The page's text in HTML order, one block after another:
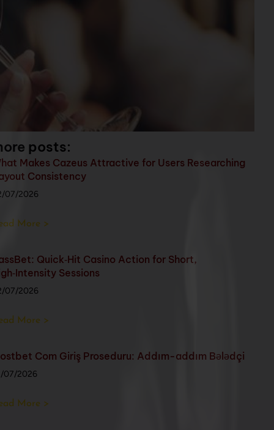
posts:
Makes Cazeus Attractive for Users Researching
Consistency
07/2026
More >
Quick‑Hit Casino Action for Short,
Sessions
07/2026
More >
Com Giriş Proseduru: Addım-addım Bələdçi
07/2026
More >